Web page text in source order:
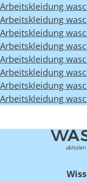
Arbeitskleidung
Arbeitskleidung
Arbeitskleidung
Arbeitskleidung
Arbeitskleidung
Arbeitskleidung
Arbeitskleidung
Arbeitskleidung